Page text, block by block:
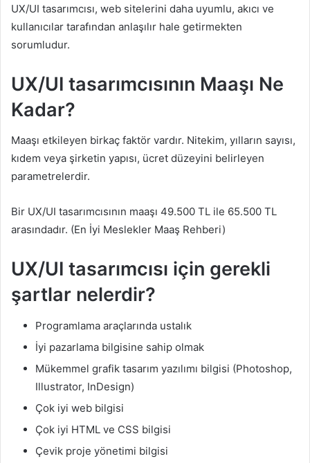
UX/UI tasarımcısı, web sitelerini daha uyumlu, akıcı ve
kullanıcılar tarafından anlaşılır hale getirmekten
sorumludur.
UX/UI tasarımcısının Maaşı Ne
Kadar?
Maaşı etkileyen birkaç faktör vardır. Nitekim, yılların sayısı,
kıdem veya şirketin yapısı, ücret düzeyini belirleyen
parametrelerdir.
Bir UX/UI tasarımcısının maaşı 49.500 TL ile 65.500 TL
arasındadır. (En İyi Meslekler Maaş Rehberi)
UX/UI tasarımcısı için gerekli
şartlar nelerdir?
Programlama araçlarında ustalık
İyi pazarlama bilgisine sahip olmak
Mükemmel grafik tasarım yazılımı bilgisi (Photoshop,
Illustrator, InDesign)
Çok iyi web bilgisi
Çok iyi HTML ve CSS bilgisi
Çevik proje yönetimi bilgisi